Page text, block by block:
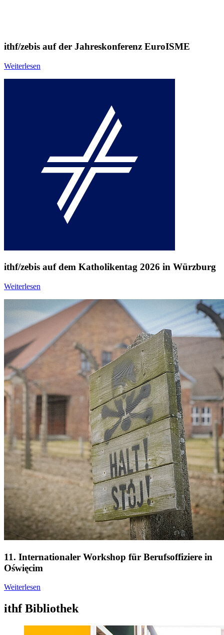
ithf/zebis auf der Jahreskonferenz EuroISME
Weiterlesen
ithf/zebis auf dem Katholikentag 2026 in Würzburg
Weiterlesen
11. Internationaler Workshop für Berufsoffiziere in
Oświęcim
Weiterlesen
ithf Bibliothek